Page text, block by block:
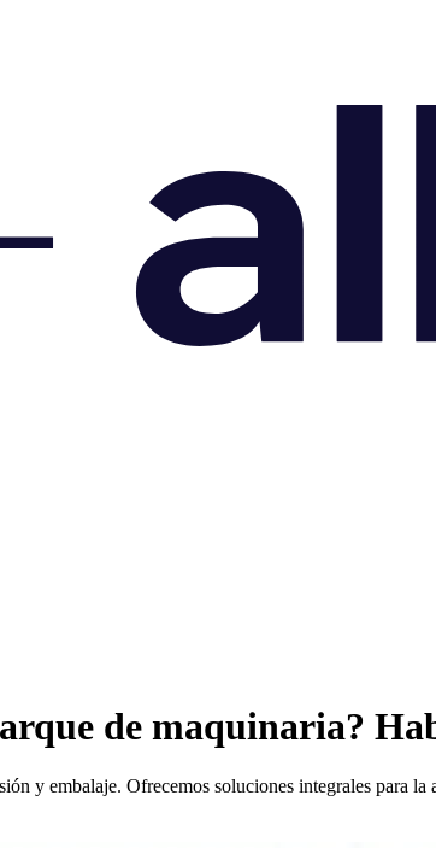
de maquinaria?
y embalaje. Ofrecemos soluciones integrales para